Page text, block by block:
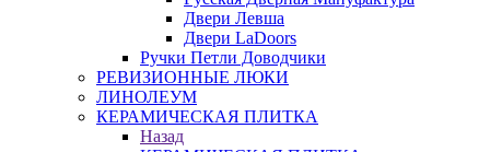
Двери Левша
Двери LaDoors
Ручки Петли Доводчики
РЕВИЗИОННЫЕ ЛЮКИ
ЛИНОЛЕУМ
КЕРАМИЧЕСКАЯ ПЛИТКА
Назад